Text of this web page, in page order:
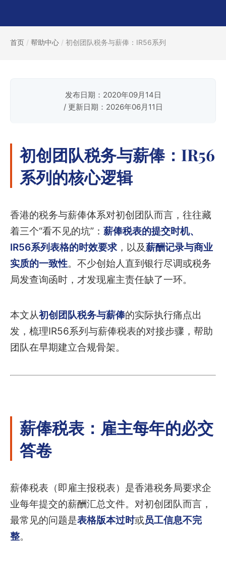
首页 / 帮助中心 / 初创团队税务与薪俸：IR56系列
发布日期：2020年09月14日
/ 更新日期：2026年06月11日
初创团队税务与薪俸：IR56
系列的核心逻辑
香港的税务与薪俸体系对初创团队而言，往往藏
着三个“看不见的坑”： 薪俸税表的提交时机、
IR56系列表格的时效要求 ，以及薪酬记录与商业
实质的一致性。不少创始人直到银行尽调或税务
局发查询函时，才发现雇主责任缺了一环。
本文从初创团队税务与薪俸的实际执行痛点出
发，梳理IR56系列与薪俸税表的对接步骤，帮助
团队在早期建立合规骨架。
薪俸税表：雇主每年的必交
答卷
薪俸税表（即雇主报税表）是香港税务局要求企
业每年提交的薪酬汇总文件。对初创团队而言，
最常见的问题是表格版本过时或员工信息不完
整。